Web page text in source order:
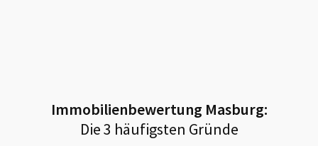
Immobilienbewertung Masburg:
Die 3 häufigsten Gründe